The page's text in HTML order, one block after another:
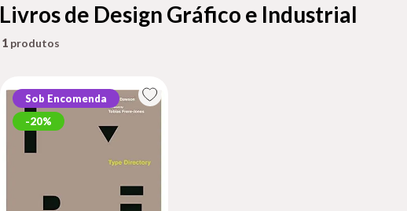
Livros de Design Gráfico e Industrial
1
Sob Encomenda
20%